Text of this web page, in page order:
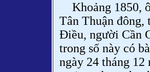
Khoảng 1850,
Tân Thuận
Điều, người Cần
trong số này có
ngày 24 tháng